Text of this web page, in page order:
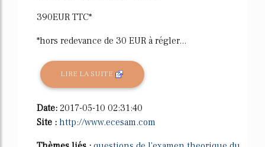
390EUR TTC*
*hors redevance de 30 EUR à régler...
LIRE LA SUITE
Date: 2017-05-10 02:31:40
Site : http://www.ecesam.com